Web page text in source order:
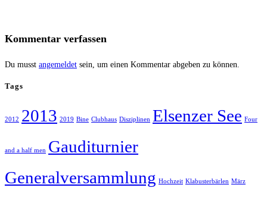
Kommentar verfassen
Du musst angemeldet sein, um einen Kommentar abgeben zu können.
Tags
2012 2013 2019 Bine Clubhaus Disziplinen Elsenzer See Four
and a half men Gauditurnier
Generalversammlung Hochzeit Klabusterbärlen März